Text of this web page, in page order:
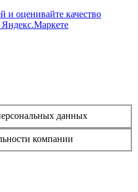
данных
компании